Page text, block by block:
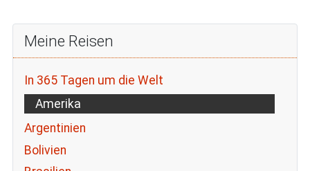
Meine Reisen
In 365 Tagen um die Welt
Amerika
Argentinien
Bolivien